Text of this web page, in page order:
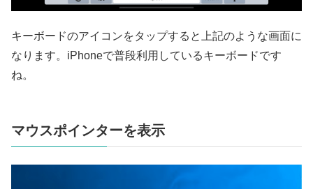
キーボードのアイコンをタップすると上記のような画面に
なります。iPhoneで普段利用しているキーボードです
ね。
マウスポインターを表示